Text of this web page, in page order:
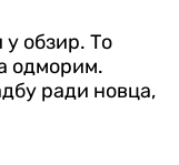
у обзир. То
одморим.
ради новца,